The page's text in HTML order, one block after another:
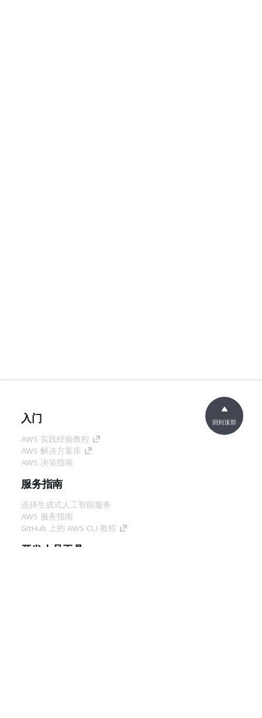
入门
AWS 实践经验教程
AWS 解决方案库
AWS 决策指南
服务指南
选择生成式人工智能服务
AWS 服务指南
GitHub 上的 AWS CLI 教程
开发人员工具
回到顶部